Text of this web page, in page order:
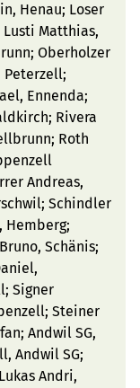
Henau; Loser
Lusti Matthias,
Oberholzer
Peterzell;
Ennenda;
Rivera
Roth
Andreas,
Schindler
Hemberg;
Schänis;
Signer
Steiner
Andwil SG,
Andwil SG;
Andri,